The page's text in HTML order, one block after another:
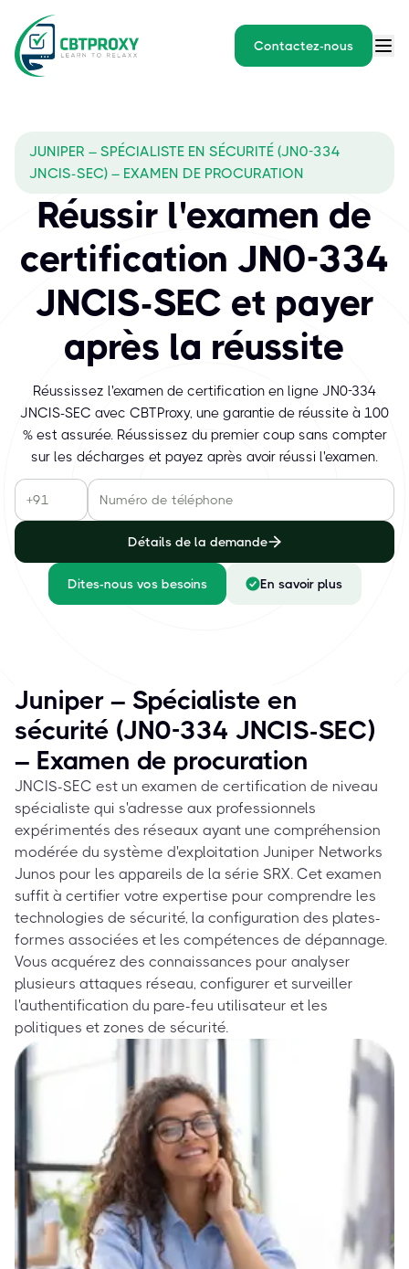
Contactez-nous
JUNIPER – SPÉCIALISTE EN SÉCURITÉ (JN0-334
JNCIS-SEC) – EXAMEN DE PROCURATION
Réussir l'examen de
certification JN0-334
JNCIS-SEC et payer
après la réussite
Réussissez l'examen de certification en ligne JN0-334
JNCIS-SEC avec CBTProxy, une garantie de réussite à 100
% est assurée. Réussissez du premier coup sans compter
sur les décharges et payez après avoir réussi l'examen.
Détails de la demande
Dites-nous vos besoins En savoir plus
Juniper – Spécialiste en
sécurité (JN0-334 JNCIS-SEC)
– Examen de procuration
JNCIS-SEC est un examen de certification de niveau
spécialiste qui s'adresse aux professionnels
expérimentés des réseaux ayant une compréhension
modérée du système d'exploitation Juniper Networks
Junos pour les appareils de la série SRX. Cet examen
suffit à certifier votre expertise pour comprendre les
technologies de sécurité, la configuration des plates-
formes associées et les compétences de dépannage.
Vous acquérez des connaissances pour analyser
plusieurs attaques réseau, configurer et surveiller
l'authentification du pare-feu utilisateur et les
politiques et zones de sécurité.